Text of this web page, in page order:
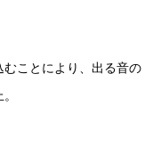
ことにより、出る音の